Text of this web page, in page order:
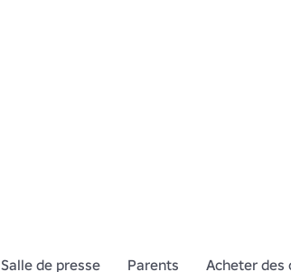
Salle de presse Parents Acheter des